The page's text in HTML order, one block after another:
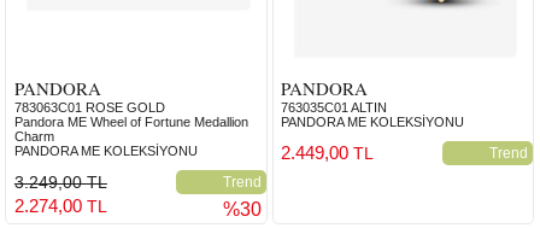
PANDORA
783063C01 ROSE GOLD
Pandora ME Wheel of Fortune Medallion
Charm
PANDORA ME KOLEKSİYONU
3.249,00 TL Trend
2.274,00 TL %30
PANDORA
763035C01 ALTIN
PANDORA ME KOLEKSİYONU
Trend
2.449,00TL